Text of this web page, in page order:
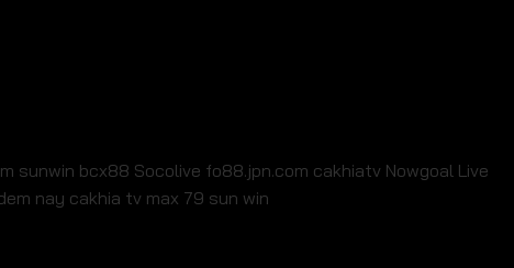
sunwin bcx88 Socolive fo88.jpn.com cakhiatv Nowgoal Live
nay cakhia tv max 79 sun win